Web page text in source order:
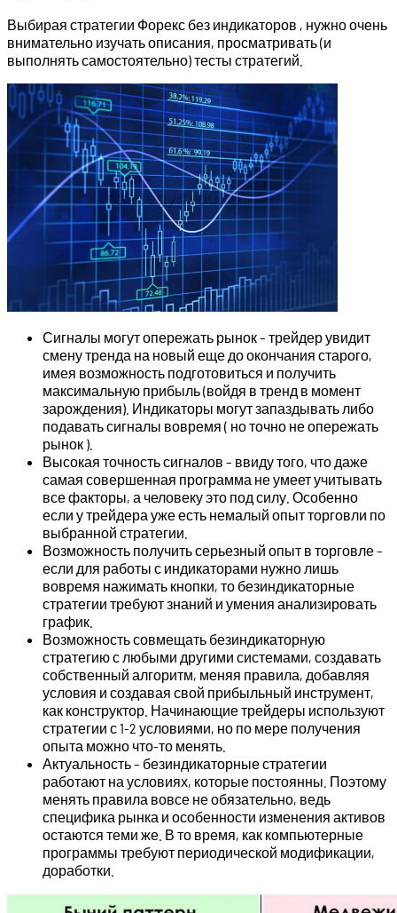
Выбирая стратегии Форекс без индикаторов , нужно очень
внимательно изучать описания, просматривать (и
выполнять самостоятельно) тесты стратегий.
Сигналы могут опережать рынок – трейдер увидит
смену тренда на новый еще до окончания старого,
имея возможность подготовиться и получить
максимальную прибыль (войдя в тренд в момент
зарождения). Индикаторы могут запаздывать либо
подавать сигналы вовремя ( но точно не опережать
рынок ).
Высокая точность сигналов – ввиду того, что даже
самая совершенная программа не умеет учитывать
все факторы, а человеку это под силу. Особенно
если у трейдера уже есть немалый опыт торговли по
выбранной стратегии.
Возможность получить серьезный опыт в торговле –
если для работы с индикаторами нужно лишь
вовремя нажимать кнопки, то безиндикаторные
стратегии требуют знаний и умения анализировать
график.
Возможность совмещать безиндикаторную
стратегию с любыми другими системами, создавать
собственный алгоритм, меняя правила, добавляя
условия и создавая свой прибыльный инструмент,
как конструктор. Начинающие трейдеры используют
стратегии с 1-2 условиями, но по мере получения
опыта можно что-то менять.
Актуальность – безиндикаторные стратегии
работают на условиях, которые постоянны. Поэтому
менять правила вовсе не обязательно, ведь
специфика рынка и особенности изменения активов
остаются теми же. В то время, как компьютерные
программы требуют периодической модификации,
доработки.